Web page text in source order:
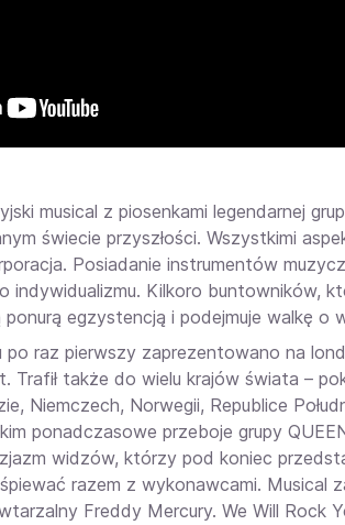
musical z piosenkami legendarnej
świecie przyszłości. Wszystkimi
Posiadanie instrumentów
indywidualizmu. Kilkoro buntowników,
egzystencją i podejmuje walkę o
po raz pierwszy zaprezentowano na
Trafił także do wielu krajów świata –
Niemczech, Norwegii, Republice
ponadczasowe przeboje grupy
widzów, którzy pod koniec
razem z wykonawcami.
Freddy Mercury. We Will Rock